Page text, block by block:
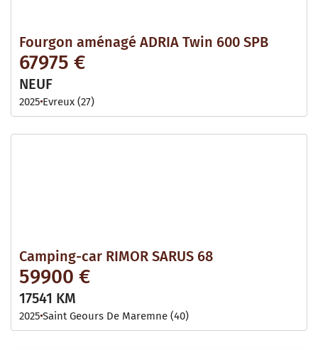
Fourgon aménagé ADRIA Twin 600 SPB
67975 €
NEUF
2025 Evreux (27)
Camping-car RIMOR SARUS 68
59900 €
17541 KM
2025 Saint Geours De Maremne (40)